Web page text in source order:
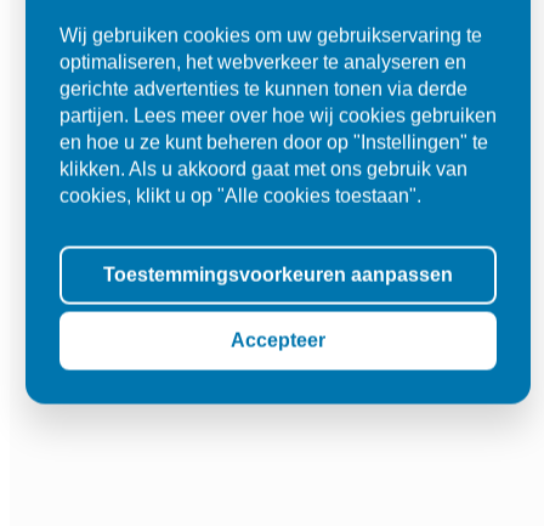
Wij gebruiken cookies om uw gebruikservaring te
optimaliseren, het webverkeer te analyseren en
gerichte advertenties te kunnen tonen via derde
partijen. Lees meer over hoe wij cookies gebruiken
en hoe u ze kunt beheren door op "Instellingen" te
klikken. Als u akkoord gaat met ons gebruik van
cookies, klikt u op "Alle cookies toestaan".
Toestemmingsvoorkeuren aanpassen
Accepteer